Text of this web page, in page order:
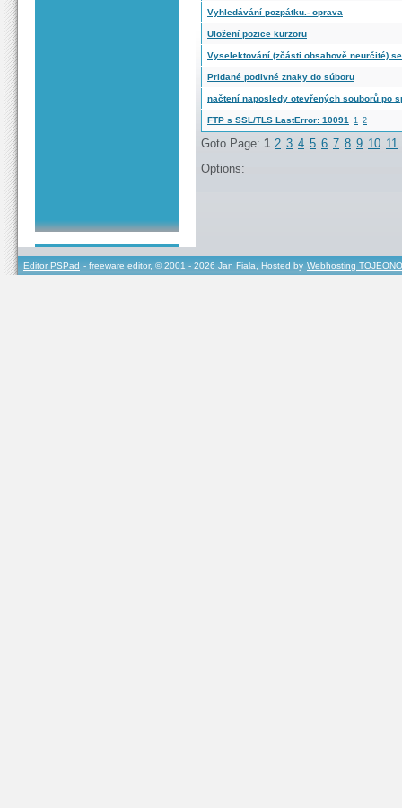
Vyhledávání pozpátku.- oprava
Uložení pozice kurzoru
Vyselektování (zčásti obsahově neurčité)
Pridané podivné znaky do súboru
načtení naposledy otevřených souborů po
FTP s SSL/TLS LastError: 10091 1 2
Goto Page: 1 2 3 4 5 6 7 8 9 10 11
Options:
Editor PSPad - freeware editor, © 2001 - 2026 Jan Fiala, Hosted by Webhosting